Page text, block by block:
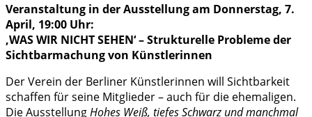
Veranstaltung in der Ausstellung am Donnerstag, 7.
April, 19:00 Uhr:
‚WAS WIR NICHT SEHEN‘ – Strukturelle Probleme der
Sichtbarmachung von Künstlerinnen
Der Verein der Berliner Künstlerinnen will Sichtbarkeit
schaffen für seine Mitglieder – auch für die ehemaligen.
Die AusstellungHohes Weiß, tiefes Schwarz und manchmal